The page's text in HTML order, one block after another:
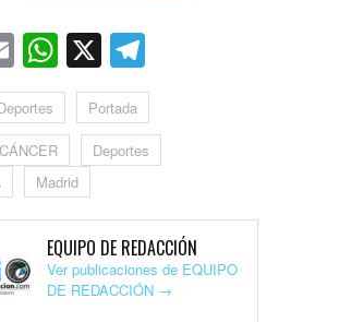
EmailWhatsApp
X
Portada
CÁNCER
Deportes
Madrid
EQUIPO DE REDACCIÓN
Ver publicaciones de EQUIPO
DE REDACCIÓN →